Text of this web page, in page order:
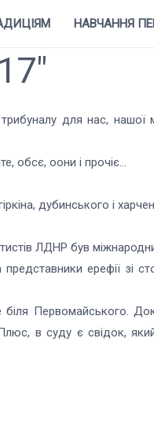
НАВЧАННЯ
для нас,
обсє, оони і прочіє…
дубинського і
ЛДНР був
представники ерефії
Первомайського.
в суду є свідок,